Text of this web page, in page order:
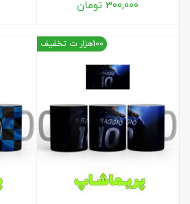
300,000 تومان
100هزار ت تخفیف